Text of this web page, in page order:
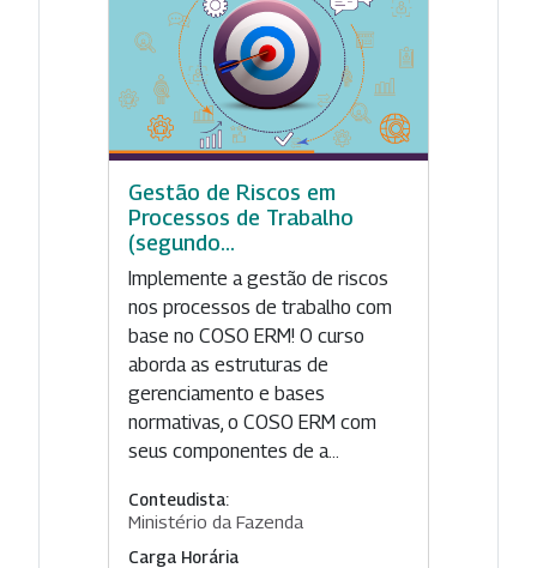
Gestão de Riscos em
Processos de Trabalho
(segundo...
Implemente a gestão de riscos
nos processos de trabalho com
base no COSO ERM! O curso
aborda as estruturas de
gerenciamento e bases
normativas, o COSO ERM com
seus componentes de a...
Conteudista:
Ministério da Fazenda
Carga Horária